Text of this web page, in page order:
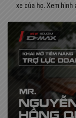
xe của họ. Xem hình